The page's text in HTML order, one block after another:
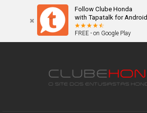
Follow Clube Honda
with Tapatalk for Android
FREE - on Google Play